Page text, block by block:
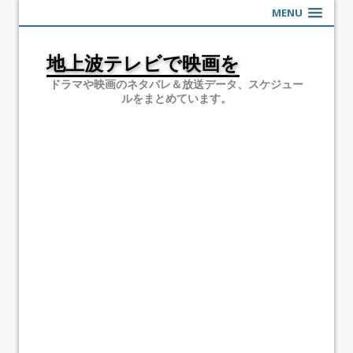
MENU
地上波テレビで映画を
ドラマや映画のネタバレ＆放送データ、スケジュー
ルをまとめています。